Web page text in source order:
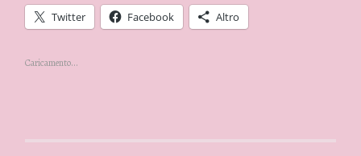
Twitter Facebook Altro
Caricamento...